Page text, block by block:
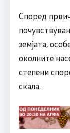
Според
земјата,
околните
степени
скала.